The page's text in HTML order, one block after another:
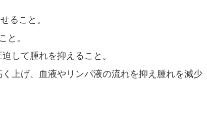
ること。
と。
迫して腫れを抑えること。
く上げ、血液やリンパ液の流れを抑え腫れを減少